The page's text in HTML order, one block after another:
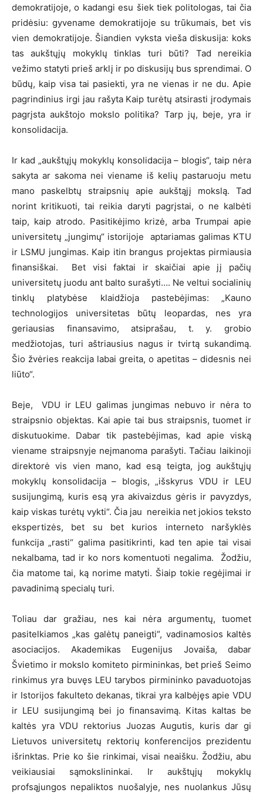
demokratijoje, o kadangi esu šiek tiek politologas, tai čia
pridėsiu: gyvename demokratijoje su trūkumais, bet vis
vien demokratijoje. Šiandien vyksta vieša diskusija: koks
tas aukštųjų mokyklų tinklas turi būti? Tad nereikia
vežimo statyti prieš arklį ir po diskusijų bus sprendimai. O
būdų, kaip visa tai pasiekti, yra ne vienas ir ne du. Apie
pagrindinius irgi jau rašyta Kaip turėtų atsirasti įrodymais
pagrįsta aukštojo mokslo politika? Tarp jų, beje, yra ir
konsolidacija.
Ir kad „aukštųjų mokyklų konsolidacija – blogis“, taip nėra
sakyta ar sakoma nei viename iš kelių pastaruoju metu
mano paskelbtų straipsnių apie aukštąjį mokslą. Tad
norint kritikuoti, tai reikia daryti pagrįstai, o ne kalbėti
taip, kaip atrodo. Pasitikėjimo krizė, arba Trumpai apie
universitetų „jungimų“ istorijoje aptariamas galimas KTU
ir LSMU jungimas. Kaip itin brangus projektas pirmiausia
finansiškai. Bet visi faktai ir skaičiai apie jį pačių
universitetų juodu ant balto surašyti…. Ne veltui socialinių
tinklų platybėse klaidžioja pastebėjimas: „Kauno
technologijos universitetas būtų leopardas, nes yra
geriausias finansavimo, atsiprašau, t. y. grobio
medžiotojas, turi aštriausius nagus ir tvirtą sukandimą.
Šio žvėries reakcija labai greita, o apetitas – didesnis nei
liūto“.
Beje, VDU ir LEU galimas jungimas nebuvo ir nėra to
straipsnio objektas. Kai apie tai bus straipsnis, tuomet ir
diskutuokime. Dabar tik pastebėjimas, kad apie viską
viename straipsnyje neįmanoma parašyti. Tačiau laikinoji
direktorė vis vien mano, kad esą teigta, jog aukštųjų
mokyklų konsolidacija – blogis, „išskyrus VDU ir LEU
susijungimą, kuris esą yra akivaizdus gėris ir pavyzdys,
kaip viskas turėtų vykti“. Čia jau nereikia net jokios teksto
ekspertizės, bet su bet kurios interneto naršyklės
funkcija „rasti“ galima pasitikrinti, kad ten apie tai visai
nekalbama, tad ir ko nors komentuoti negalima. Žodžiu,
čia matome tai, ką norime matyti. Šiaip tokie regėjimai ir
pavadinimą specialų turi.
Toliau dar gražiau, nes kai nėra argumentų, tuomet
pasitelkiamos „kas galėtų paneigti“, vadinamosios kaltės
asociacijos. Akademikas Eugenijus Jovaiša, dabar
Švietimo ir mokslo komiteto pirmininkas, bet prieš Seimo
rinkimus yra buvęs LEU tarybos pirmininko pavaduotojas
ir Istorijos fakulteto dekanas, tikrai yra kalbėjęs apie VDU
ir LEU susijungimą bei jo finansavimą. Kitas kaltas be
kaltės yra VDU rektorius Juozas Augutis, kuris dar gi
Lietuvos universitetų rektorių konferencijos prezidentu
išrinktas. Prie ko šie rinkimai, visai neaišku. Žodžiu, abu
veikiausiai sąmokslininkai. Ir aukštųjų mokyklų
profsąjungos nepaliktos nuošalyje, nes nuolankus Jūsų